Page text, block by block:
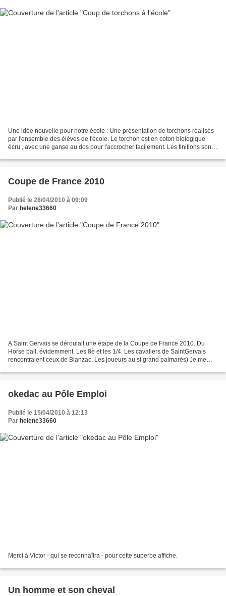
Une idée nouvelle pour notre école : Une présentation de torchons réalisés
par l'ensemble des élèves de l'école. Le torchon est en coton biologique
écru , avec une ganse au dos pour l'accrocher facilement. Les finitions sont
Coupe de France 2010
Publié le 28/04/2010 à 09:09
Par helene33660
A Saint Gervais se déroulait une étape de la Coupe de France 2010. Du
Horse ball, évidemment. Les 8è et les 1/4. Les cavaliers de SaintGervais
rencontraient ceux de Blanzac. Les joueurs au si grand palmarès) Je me
okedac au Pôle Emploi
Publié le 15/04/2010 à 12:13
Par helene33660
Merci à Victor - qui se reconnaîtra - pour cette superbe affiche.
Un homme et son cheval